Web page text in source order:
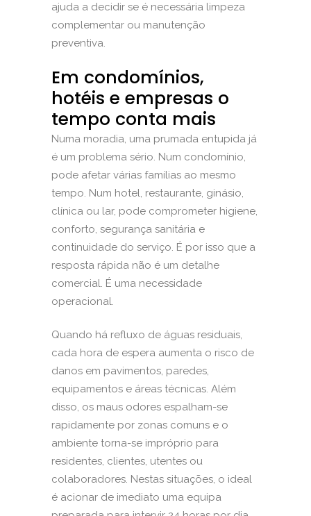
ajuda a decidir se é necessária limpeza
complementar ou manutenção
preventiva.
Em condomínios,
hotéis e empresas o
tempo conta mais
Numa moradia, uma prumada entupida já
é um problema sério. Num condomínio,
pode afetar várias famílias ao mesmo
tempo. Num hotel, restaurante, ginásio,
clínica ou lar, pode comprometer higiene,
conforto, segurança sanitária e
continuidade do serviço. É por isso que a
resposta rápida não é um detalhe
comercial. É uma necessidade
operacional.
Quando há refluxo de águas residuais,
cada hora de espera aumenta o risco de
danos em pavimentos, paredes,
equipamentos e áreas técnicas. Além
disso, os maus odores espalham-se
rapidamente por zonas comuns e o
ambiente torna-se impróprio para
residentes, clientes, utentes ou
colaboradores. Nestas situações, o ideal
é acionar de imediato uma equipa